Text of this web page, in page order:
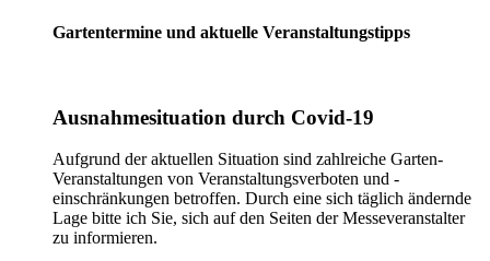
Gartentermine und aktuelle Veranstaltungstipps
Ausnahmesituation durch Covid-19
Aufgrund der aktuellen Situation sind zahlreiche Garten-
Veranstaltungen von Veranstaltungsverboten und -
einschränkungen betroffen. Durch eine sich täglich ändernde
Lage bitte ich Sie, sich auf den Seiten der Messeveranstalter
zu informieren.